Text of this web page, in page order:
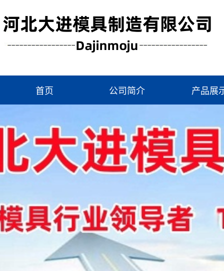
首页 公司简介 产品展